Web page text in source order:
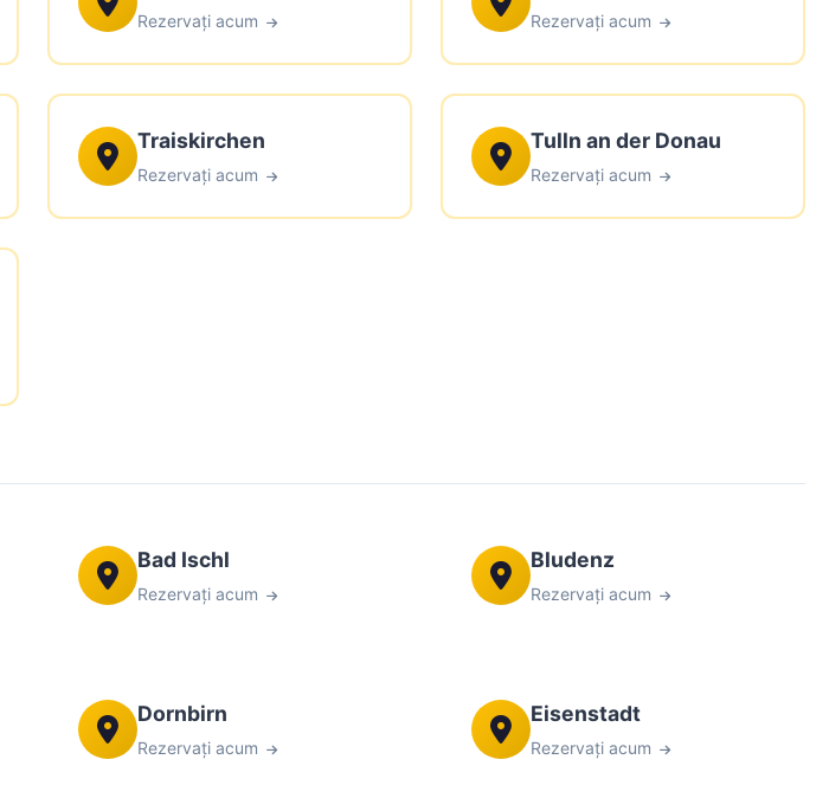
Rezervați acum Rezervați acum
Traiskirchen
Rezervați acum
Tulln an der Donau
Rezervați acum
Bad Ischl
Rezervați acum
Bludenz
Rezervați acum
Dornbirn
Rezervați acum
Eisenstadt
Rezervați acum